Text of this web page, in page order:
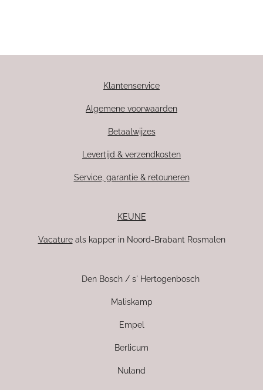
Klantenservice
Algemene voorwaarden
Betaalwijzes
Levertijd & verzendkosten
Service, garantie & retouneren
KEUNE
Vacatureals kapper in Noord-Brabant Rosmalen
Den Bosch / s' Hertogenbosch
Maliskamp
Empel
Berlicum
Nuland